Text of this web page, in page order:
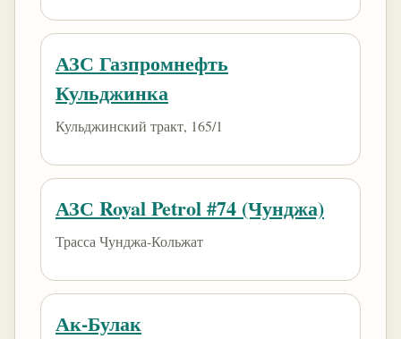
АЗС Газпромнефть
Кульджинка
Кульджинский тракт, 165/1
АЗС Royal Petrol #74 (Чунджа)
Трасса Чунджа-Кольжат
Ак-Булак